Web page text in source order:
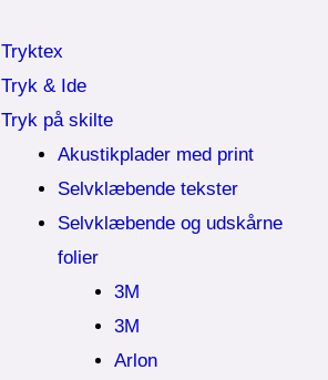
Tryktex
Tryk & Ide
Tryk på skilte
Akustikplader med print
Selvklæbende tekster
Selvklæbende og udskårne
folier
3M
3M
Arlon